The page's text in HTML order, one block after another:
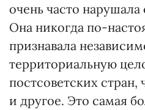
очень часто
Она никогда по-
признавала
территориальную
постсоветских стран,
и другое. Это самая